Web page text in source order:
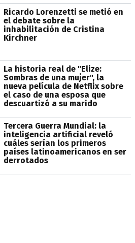
Ricardo Lorenzetti se metió en
el debate sobre la
inhabilitación de Cristina
Kirchner
La historia real de "Elize:
Sombras de una mujer", la
nueva película de Netflix sobre
el caso de una esposa que
descuartizó a su marido
Tercera Guerra Mundial: la
inteligencia artificial reveló
cuáles serían los primeros
países latinoamericanos en ser
derrotados